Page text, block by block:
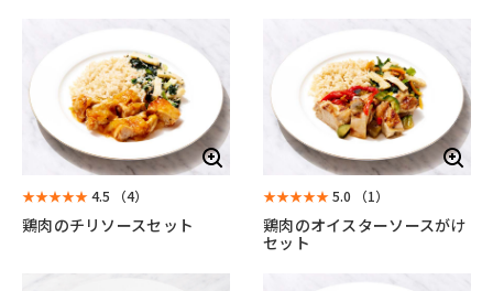
★★★★★4.5 （4）
鶏肉のチリソースセット
★★★★★5.0 （1）
鶏肉のオイスターソースがけ
セット